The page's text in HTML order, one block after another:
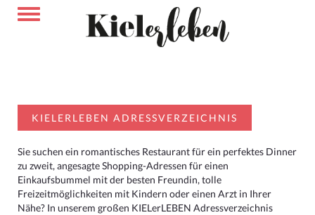
KIELERLEBEN ADRESSVERZEICHNIS
Sie suchen ein romantisches Restaurant für ein perfektes Dinner
zu zweit, angesagte Shopping-Adressen für einen
Einkaufsbummel mit der besten Freundin, tolle
Freizeitmöglichkeiten mit Kindern oder einen Arzt in Ihrer
Nähe? In unserem großen KIELerLEBEN Adressverzeichnis